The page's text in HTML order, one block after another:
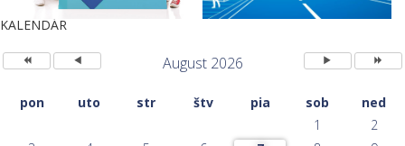
KALENDÁR
rok
August 2026
pon uto str štv pia sob
ned
1
2